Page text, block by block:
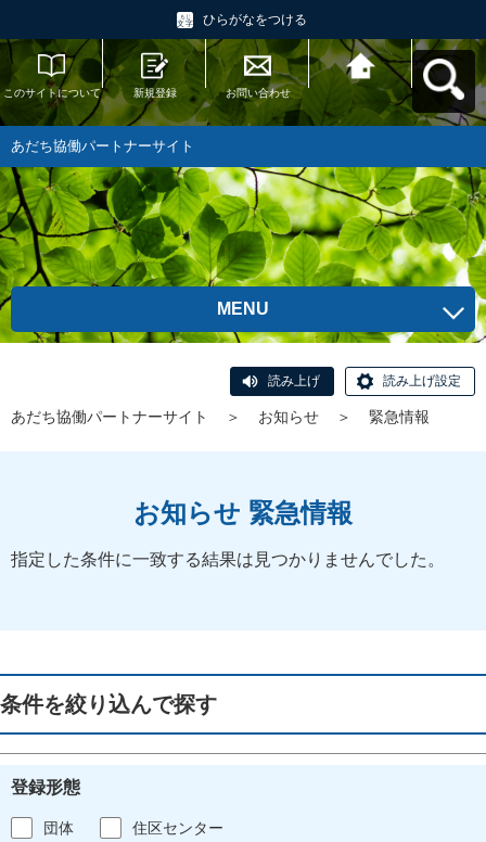
ひらがなをつける
このサイトについて 新規登録 お問い合わせ
あだち協働パートナ
ーサイトへ戻る
あだち協働パートナーサイト
MENU
読み上げ 読み上げ設定
あだち協働パートナーサイト ＞ お知らせ ＞ 緊急情報
お知らせ 緊急情報
指定した条件に一致する結果は見つかりませんでした。
条件を絞り込んで探す
登録形態
団体 住区センター